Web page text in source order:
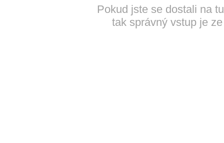
Pokud jste se dostali na
tak správný vstup je